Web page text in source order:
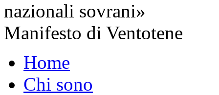
nazionali sovrani»
Manifesto di Ventotene
Home
Chi sono